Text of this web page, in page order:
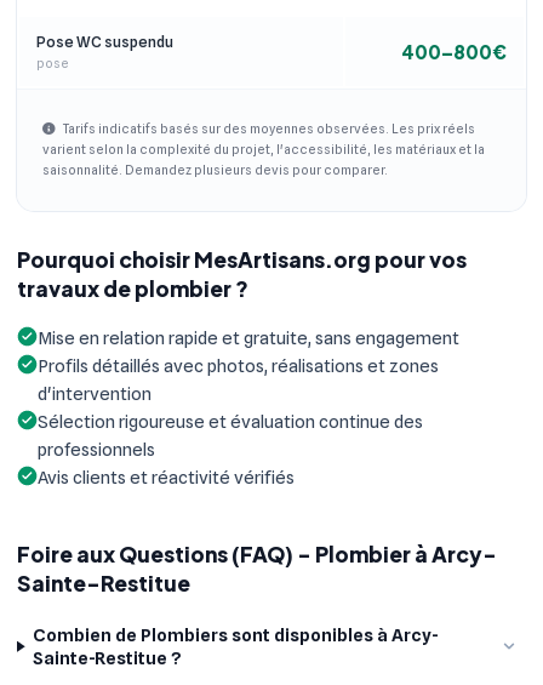
Pose WC suspendu
pose 400–800€
Tarifs indicatifs basés sur des moyennes observées. Les prix réels
varient selon la complexité du projet, l'accessibilité, les matériaux et la
saisonnalité. Demandez plusieurs devis pour comparer.
Pourquoi choisir MesArtisans.org pour vos
travaux de plombier ?
Mise en relation rapide et gratuite, sans engagement
Profils détaillés avec photos, réalisations et zones
d'intervention
Sélection rigoureuse et évaluation continue des
professionnels
Avis clients et réactivité vérifiés
Foire aux Questions (FAQ) - Plombier à Arcy-
Sainte-Restitue
Combien de Plombiers sont disponibles à Arcy-
Sainte-Restitue ?